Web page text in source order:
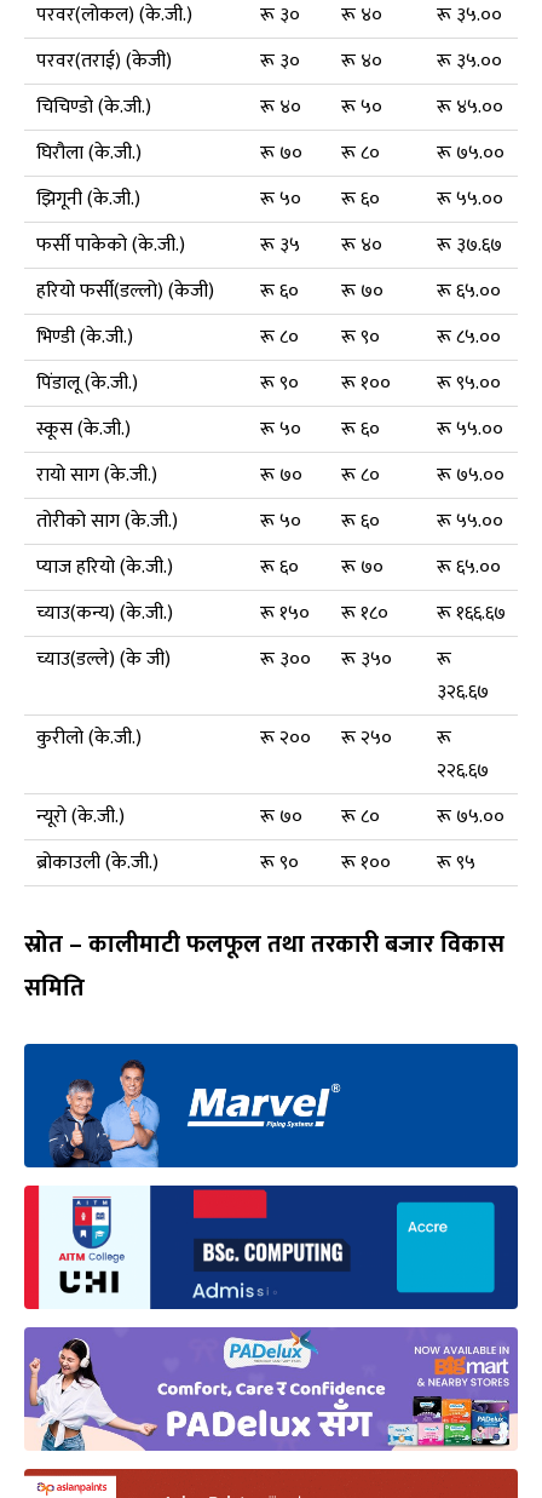
परवर(लोकल) (के.जी.)
रू ३० रू ४०
रू ३५.००
परवर(तराई) (केजी)
रू ३० रू ४०
रू ३५.००
चिचिण्डो (के.जी.)
रू ४० रू ५०
रू ४५.००
घिरौला (के.जी.)
रू ७० रू ८०
रू ७५.००
झिगूनी (के.जी.)
रू ५० रू ६०
रू ५५.००
फर्सी पाकेको (के.जी.)
रू ३५ रू ४०
रू ३७.६७
हरियो फर्सी(डल्लो) (केजी)
रू ६० रू ७०
रू ६५.००
भिण्डी (के.जी.)
रू ८० रू ९०
रू ८५.००
पिंडालू (के.जी.)
रू ९० रू १००
रू ९५.००
स्कूस (के.जी.)
रू ५० रू ६०
रू ५५.००
रायो साग (के.जी.)
रू ७० रू ८०
रू ७५.००
तोरीको साग (के.जी.)
रू ५० रू ६०
रू ५५.००
प्याज हरियो (के.जी.)
रू ६० रू ७०
रू ६५.००
च्याउ(कन्य) (के.जी.)
रू १५० रू १८०
रू १६६.६७
च्याउ(डल्ले) (के जी)
रू ३०० रू ३५०
रू
३२६.६७
कुरीलो (के.जी.)
रू २०० रू २५०
रू
२२६.६७
न्यूरो (के.जी.)
रू ७० रू ८०
रू ७५.००
ब्रोकाउली (के.जी.)
रू ९० रू १०० रू ९५
स्रोत – कालीमाटी फलफूल तथा तरकारी बजार विकास
समिति